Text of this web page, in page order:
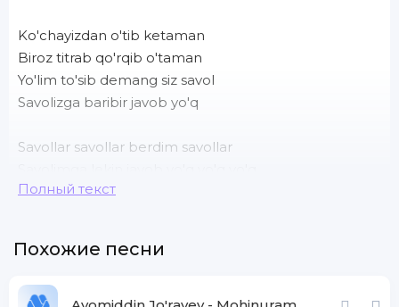
Ko'chayizdan o'tib ketaman
Biroz titrab qo'rqib o'taman
Yo'lim to'sib demang siz savol
Savolizga baribir javob yo'q
Savollar savollar berdim savollar
Savollar savollar bermang savollar
Полный текст
Похожие песни